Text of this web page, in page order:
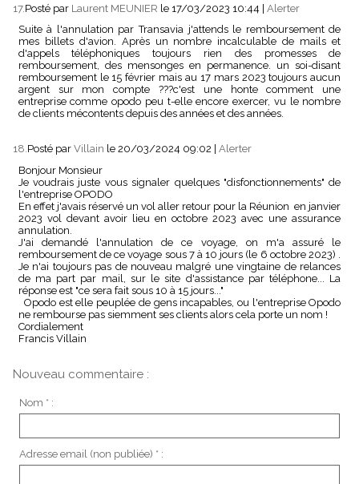
17. Posté par Laurent MEUNIER le 17/03/2023 10:44 | Alerter
Suite à l'annulation par Transavia j'attends le remboursement de
mes billets d'avion. Après un nombre incalculable de mails et
d'appels téléphoniques toujours rien des promesses de
remboursement, des mensonges en permanence. un soi-disant
remboursement le 15 février mais au 17 mars 2023 toujours aucun
argent sur mon compte ???c'est une honte comment une
entreprise comme opodo peu t-elle encore exercer, vu le nombre
de clients mécontents depuis des années et des années.
18. Posté par Villain le 20/03/2024 09:02
Alerter
Bonjour Monsieur
Je voudrais juste vous signaler quelques "disfonctionnements" de
l'entreprise OPODO
En effet j'avais réservé un vol aller retour pour la Réunion en janvier
2023 vol devant avoir lieu en octobre 2023 avec une assurance
annulation.
J'ai demandé l'annulation de ce voyage, on m'a assuré le
remboursement de ce voyage sous 7 à 10 jours (le 6 octobre 2023) .
Je n'ai toujours pas de nouveau malgré une vingtaine de relances
de ma part par mail, sur le site d'assistance par téléphone... La
réponse est "ce sera fait sous 10 à 15 jours..."
Opodo est elle peuplée de gens incapables, ou l'entreprise Opodo
ne rembourse pas siemment ses clients alors cela porte un nom !
Cordialement
Francis Villain
Nouveau commentaire :
Nom * :
Adresse email (non publiée) * :